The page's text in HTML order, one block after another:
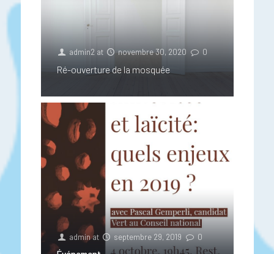
admin2 at novembre 30, 2020 0
Ré-ouverture de la mosquée
admin at septembre 29, 2019 0